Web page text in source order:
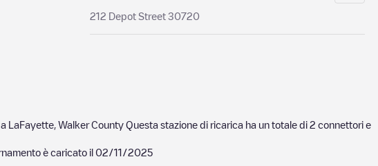
212 Depot Street 30720
LaFayette Walker County Questa stazione di ricarica ha un totale di 2 connettori e
è caricato il 02/11/2025